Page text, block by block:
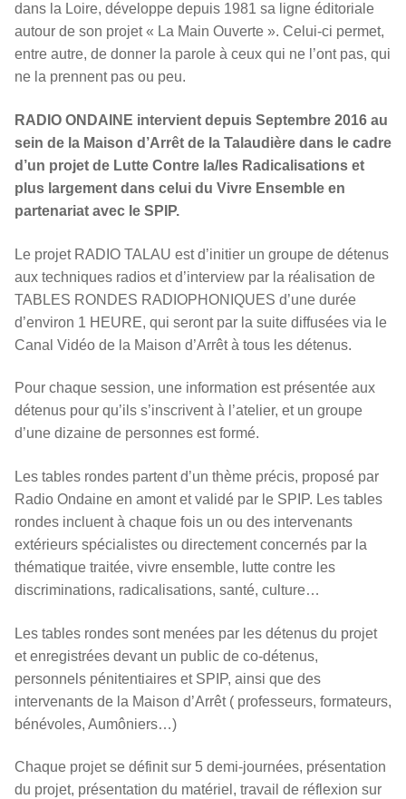
dans la Loire, développe depuis 1981 sa ligne éditoriale
autour de son projet « La Main Ouverte ». Celui-ci permet,
entre autre, de donner la parole à ceux qui ne l’ont pas, qui
ne la prennent pas ou peu.
RADIO ONDAINE intervient depuis Septembre 2016 au
sein de la Maison d’Arrêt de la Talaudière dans le cadre
d’un projet de Lutte Contre la/les Radicalisations et
plus largement dans celui du Vivre Ensemble en
partenariat avec le SPIP.
Le projet RADIO TALAU est d’initier un groupe de détenus
aux techniques radios et d’interview par la réalisation de
TABLES RONDES RADIOPHONIQUES d’une durée
d’environ 1 HEURE, qui seront par la suite diffusées via le
Canal Vidéo de la Maison d’Arrêt à tous les détenus.
Pour chaque session, une information est présentée aux
détenus pour qu’ils s’inscrivent à l’atelier, et un groupe
d’une dizaine de personnes est formé.
Les tables rondes partent d’un thème précis, proposé par
Radio Ondaine en amont et validé par le SPIP. Les tables
rondes incluent à chaque fois un ou des intervenants
extérieurs spécialistes ou directement concernés par la
thématique traitée, vivre ensemble, lutte contre les
discriminations, radicalisations, santé, culture…
Les tables rondes sont menées par les détenus du projet
et enregistrées devant un public de co-détenus,
personnels pénitentiaires et SPIP, ainsi que des
intervenants de la Maison d’Arrêt ( professeurs, formateurs,
bénévoles, Aumôniers…)
Chaque projet se définit sur 5 demi-journées, présentation
du projet, présentation du matériel, travail de réflexion sur